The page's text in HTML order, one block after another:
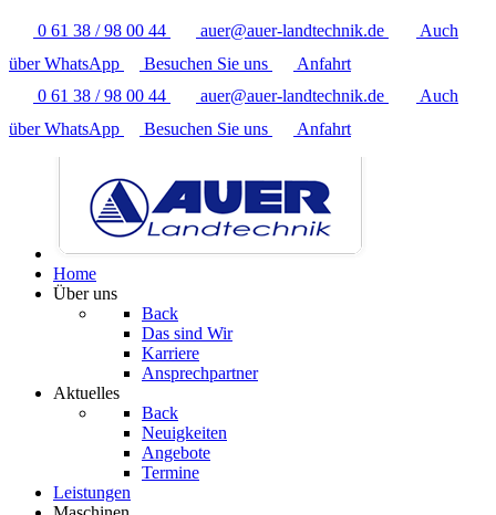
0 61 38 / 98 00 44 auer@auer-landtechnik.de
Auch
über WhatsApp
Besuchen Sie uns
Anfahrt
0 61 38 / 98 00 44
auer@auer-landtechnik.de
Auch
über WhatsApp
Besuchen Sie uns Anfahrt
Home
Über uns
Back
Das sind Wir
Karriere
Ansprechpartner
Aktuelles
Back
Neuigkeiten
Angebote
Termine
Leistungen